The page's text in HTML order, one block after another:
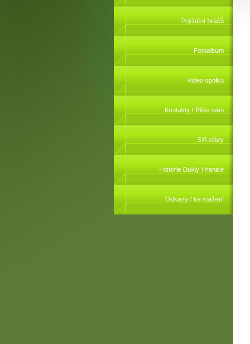
Pojištění hráčů
Fotoalbum
Video spolku
Kontakty / Pište nám
Síň slávy
Historie Dukly Hranice
Odkazy / ke stažení